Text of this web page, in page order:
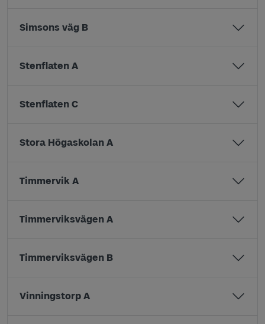
Simsons väg B
Stenflaten A
Stenflaten C
Stora Högaskolan A
Timmervik A
Timmerviksvägen A
Timmerviksvägen B
Vinningstorp A